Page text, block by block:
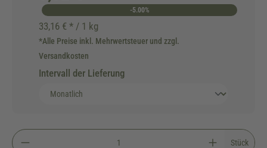
-5.00%
33,16 € * / 1 kg
*Alle Preise inkl. Mehrwertsteuer und zzgl.
Versandkosten
Intervall der Lieferung
Stück